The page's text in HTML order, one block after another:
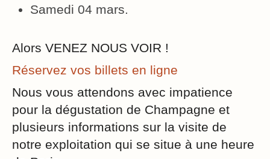
Samedi 04 mars.
Alors VENEZ NOUS VOIR !
Réservez vos billets en ligne
Nous vous attendons avec impatience
pour la dégustation de Champagne et
plusieurs informations sur la visite de
notre exploitation qui se situe à une heure